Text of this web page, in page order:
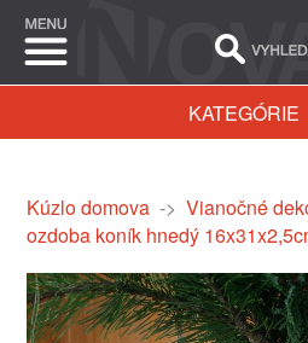
KATEGÓRIE
Kúzlo domova-> Vianočné
ozdoba koník hnedý